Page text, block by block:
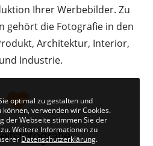
Ihrer Werbebilder. Zu
gehört die Fotografie in den
Architektur, Interior,
Industrie.
optimal zu gestalten und
verwenden wir Cookies.
der Webseite stimmen Sie der
Weitere Informationen zu
Datenschutzerklärung.